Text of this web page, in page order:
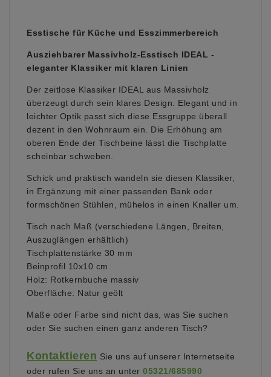
Esstische für Küche und Esszimmerbereich
Ausziehbarer Massivholz-Esstisch IDEAL -
eleganter Klassiker mit klaren Linien
Der zeitlose Klassiker IDEAL aus Massivholz
überzeugt durch sein klares Design. Elegant und in
leichter Optik passt sich diese Essgruppe überall
dezent in den Wohnraum ein. Die Erhöhung am
oberen Ende der Tischbeine lässt die Tischplatte
scheinbar schweben.
Schick und praktisch wandeln sie diesen Klassiker,
in Ergänzung mit einer passenden Bank oder
formschönen Stühlen, mühelos in einen Knaller um.
Tisch nach Maß (verschiedene Längen, Breiten,
Auszuglängen erhältlich)
Tischplattenstärke 30 mm
Beinprofil 10x10 cm
Holz: Rotkernbuche massiv
Oberfläche: Natur geölt
Maße oder Farbe sind nicht das, was Sie suchen
oder Sie suchen einen ganz anderen Tisch?
Kontaktieren Sie uns auf unserer Internetseite
oder rufen Sie uns an unter 05321/685990